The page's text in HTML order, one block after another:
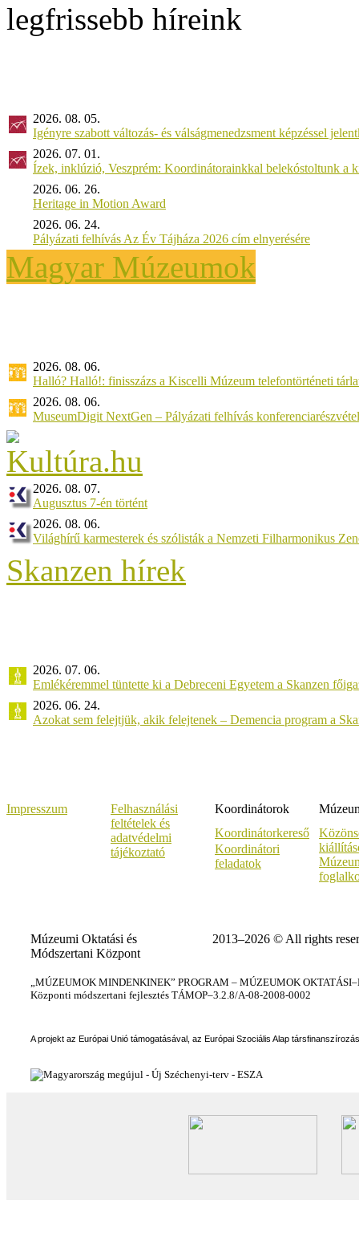
legfrissebb híreink
2026. 08. 05.
Igényre szabott változás- és válságmenedzsment képzéssel
2026. 07. 01.
Ízek, inklúzió, Veszprém: Koordinátorainkkal belekóstoltunk a
2026. 06. 26.
Heritage in Motion Award
2026. 06. 24.
Pályázati felhívás Az Év Tájháza 2026 cím elnyerésére
Magyar Múzeumok
2026. 08. 06.
Halló? Halló!: finisszázs a Kiscelli Múzeum telefontörténeti
2026. 08. 06.
MuseumDigit NextGen – Pályázati felhívás
2026. 08. 07.
Augusztus 7-én történt
2026. 08. 06.
Világhírű karmesterek és szólisták a Nemzeti Filharmonikus
Skanzen hírek
2026. 07. 06.
Emlékéremmel tüntette ki a Debreceni Egyetem a Skanzen
2026. 06. 24.
Azokat sem felejtjük, akik felejtenek – Demencia program a
Impresszum
Felhasználási
feltételek és
adatvédelmi
tájékoztató
Koordinátorok
Koordinátorkereső
Koordinátori
feladatok
Múzeumi Oktatási és
Módszertani Központ
2013–2026 © All rights
„MÚZEUMOK MINDENKINEK” PROGRAM – MÚZEUMOK
Központi módszertani fejlesztés TÁMOP–3.2.8/A-08-2008-0002
A projekt az Európai Unió támogatásával, az Európai Szociális Alap